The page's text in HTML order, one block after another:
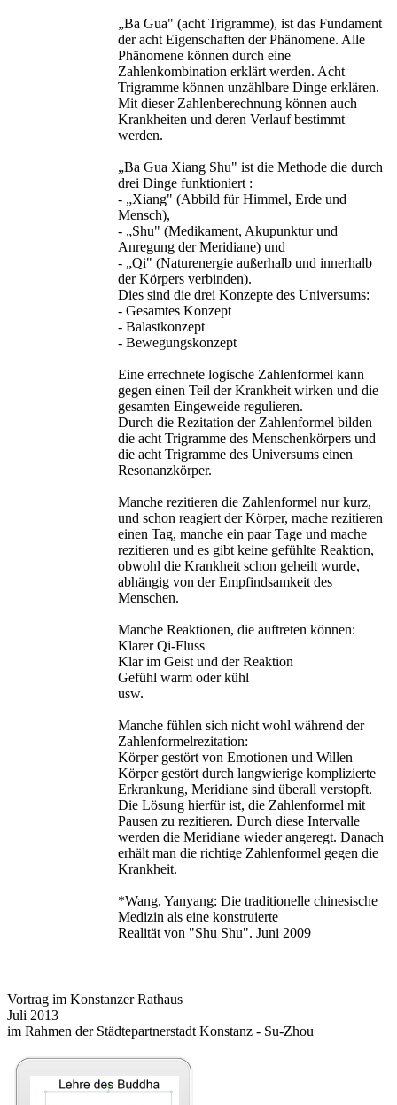
„Ba Gua" (acht Trigramme), ist das Fundament
der acht Eigenschaften der Phänomene. Alle
Phänomene können durch eine
Zahlenkombination erklärt werden. Acht
Trigramme können unzählbare Dinge erklären.
Mit dieser Zahlenberechnung können auch
Krankheiten und deren Verlauf bestimmt
werden.
„Ba Gua Xiang Shu" ist die Methode die durch
drei Dinge funktioniert :
- „Xiang" (Abbild für Himmel, Erde und
Mensch),
- „Shu" (Medikament, Akupunktur und
Anregung der Meridiane) und
- „Qi" (Naturenergie außerhalb und innerhalb
der Körpers verbinden).
Dies sind die drei Konzepte des Universums:
- Gesamtes Konzept
- Balastkonzept
- Bewegungskonzept
Eine errechnete logische Zahlenformel kann
gegen einen Teil der Krankheit wirken und die
gesamten Eingeweide regulieren.
Durch die Rezitation der Zahlenformel bilden
die acht Trigramme des Menschenkörpers und
die acht Trigramme des Universums einen
Resonanzkörper.
Manche rezitieren die Zahlenformel nur kurz,
und schon reagiert der Körper, mache rezitieren
einen Tag, manche ein paar Tage und mache
rezitieren und es gibt keine gefühlte Reaktion,
obwohl die Krankheit schon geheilt wurde,
abhängig von der Empfindsamkeit des
Menschen.
Manche Reaktionen, die auftreten können:
Klarer Qi-Fluss
Klar im Geist und der Reaktion
Gefühl warm oder kühl
usw.
Manche fühlen sich nicht wohl während der
Zahlenformelrezitation:
Körper gestört von Emotionen und Willen
Körper gestört durch langwierige komplizierte
Erkrankung, Meridiane sind überall verstopft.
Die Lösung hierfür ist, die Zahlenformel mit
Pausen zu rezitieren. Durch diese Intervalle
werden die Meridiane wieder angeregt. Danach
erhält man die richtige Zahlenformel gegen die
Krankheit.
*Wang, Yanyang: Die traditionelle chinesische
Medizin als eine konstruierte
Realität von "Shu Shu". Juni 2009
Vortrag im Konstanzer Rathaus
Juli 2013
im Rahmen der Städtepartnerstadt Konstanz - Su-Zhou